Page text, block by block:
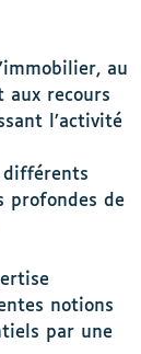
au
aux recours
l’activité
différents
profondes de
notions
par une